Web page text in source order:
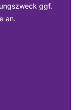
ggf.
an.